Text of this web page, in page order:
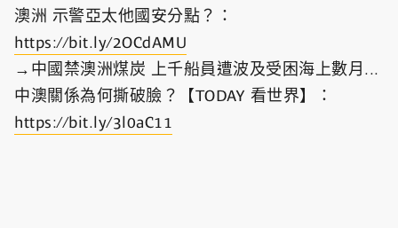
澳洲 示警亞太他國安分點？：
https://bit.ly/2OCdAMU
→中國禁澳洲煤炭 上千船員遭波及受困海上數月...
中澳關係為何撕破臉？【TODAY 看世界】：
https://bit.ly/3l0aC11